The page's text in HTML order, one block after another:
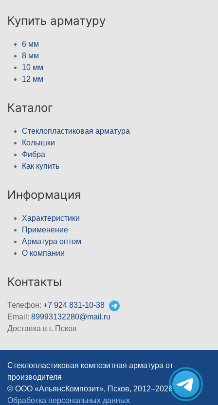
Купить арматуру
6 мм
8 мм
10 мм
12 мм
Каталог
Стеклопластиковая арматура
Колышки
Фибра
Как купить
Информация
Характеристики
Применение
Арматура оптом
О компании
Контакты
Телефон: +7 924 831-10-38
Email: 89993132280@mail.ru
Доставка в г. Псков
Стеклопластиковая композитная арматура от
производителя
© ООО «АльянсКомпозит», Псков, 2012–2026
|
Обработка персональных данных